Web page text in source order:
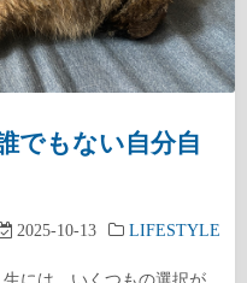
でもない自分自
2025-10-13 LIFESTYLE